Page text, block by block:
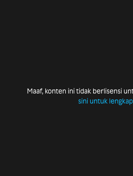
Maaf, konten ini tidak berlisensi
sini untuk